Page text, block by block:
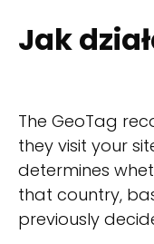
Jak
The GeoTag
they visit your
determines
that country,
previously